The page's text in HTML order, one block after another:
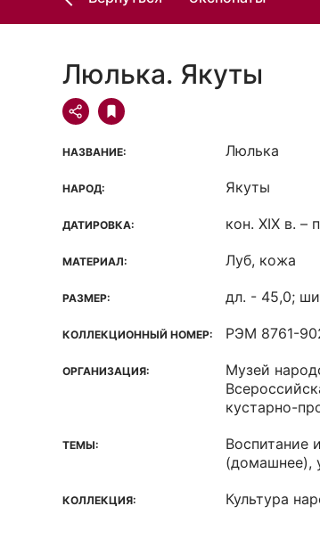
Люлька. Якуты
НАЗВАНИЕ: Люлька
НАРОД: Якуты
ДАТИРОВКА: кон. XIX в. –
МАТЕРИАЛ: Луб, кожа
РАЗМЕР: дл. - 45,0;
КОЛЛЕКЦИОННЫЙ НОМЕР: РЭМ 8761-
ОРГАНИЗАЦИЯ:
Музей
кустарно-
ТЕМЫ:
Воспитание
(домашнее),
КОЛЛЕКЦИЯ: Культура